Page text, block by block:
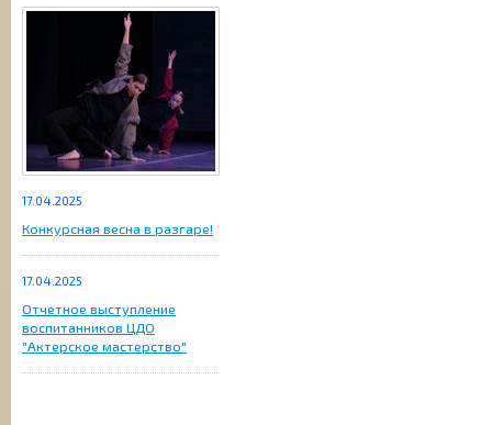
17.04.2025
Конкурсная весна в разгаре!
17.04.2025
Отчетное выступление
воспитанников ЦДО
"Актерское мастерство"